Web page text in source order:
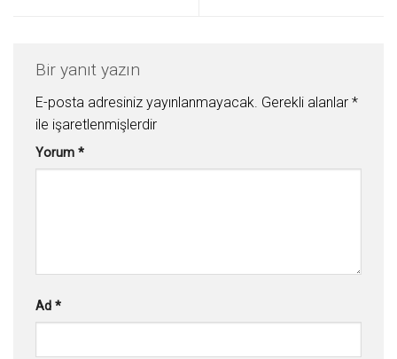
Bir yanıt yazın
E-posta adresiniz yayınlanmayacak. Gerekli alanlar *
ile işaretlenmişlerdir
Yorum *
Ad *